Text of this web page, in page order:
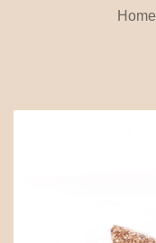
Home